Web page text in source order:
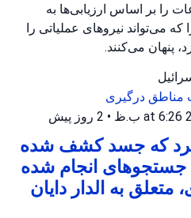
را بر اساس ارزیابی‌ها به
می‌تواند نیروهای عملیاتی را
پنهان می‌کنند.
مناطق درگیری
• 2 روز پیش
کرد که جسد کشف شده
جستجوهای انجام شده
به الدار دایان